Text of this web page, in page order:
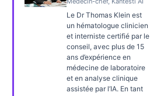
Le Dr Thomas Klein est
un hématologue clinicien
et interniste certifié par le
conseil, avec plus de 15
ans d’expérience en
médecine de laboratoire
et en analyse clinique
assistée par l’IA. En tant